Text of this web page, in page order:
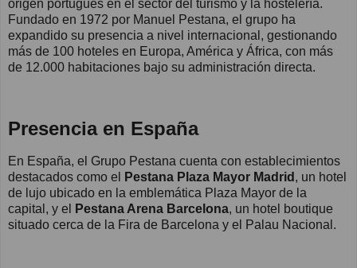
origen portugués en el sector del turismo y la hostelería.
Fundado en 1972 por Manuel Pestana, el grupo ha
expandido su presencia a nivel internacional, gestionando
más de 100 hoteles en Europa, América y África, con más
de 12.000 habitaciones bajo su administración directa.
Presencia en España
En España, el Grupo Pestana cuenta con establecimientos
destacados como el
Pestana Plaza Mayor Madrid , un hotel
de lujo ubicado en la emblemática Plaza Mayor de la
capital, y el
Pestana Arena Barcelona, un hotel boutique
situado cerca de la Fira de Barcelona y el Palau Nacional.